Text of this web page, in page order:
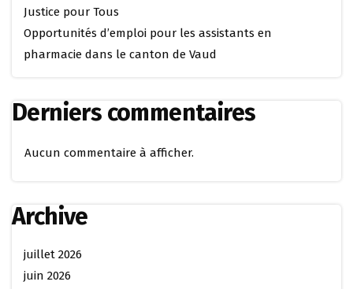
Justice pour Tous
Opportunités d’emploi pour les assistants en
pharmacie dans le canton de Vaud
Derniers commentaires
Aucun commentaire à afficher.
Archive
juillet 2026
juin 2026